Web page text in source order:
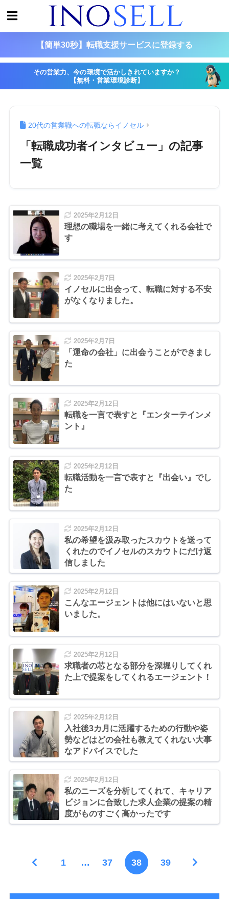
【簡単30秒】転職支援サービスに登録する
その営業力、今の環境で活かしきれていますか？
【無料・営業環境診断】
20代の営業職への転職ならイノセル
「転職成功者インタビュー」の記事
一覧
2025年2月12日
理想の職場を一緒に考えてくれる会社で
す
2025年2月7日
イノセルに出会って、転職に対する不安
がなくなりました。
2025年2月7日
「運命の会社」に出会うことができまし
た
2025年2月12日
転職を一言で表すと『エンターテインメ
ント』
2025年2月12日
転職活動を一言で表すと『出会い』でし
た
2025年2月12日
私の希望を汲み取ったスカウトを送って
くれたのでイノセルのスカウトにだけ返
信しました
2025年2月12日
こんなエージェントは他にはいないと思
いました。
2025年2月12日
求職者の芯となる部分を深堀りしてくれ
た上で提案をしてくれるエージェント！
2025年2月12日
入社後3カ月に活躍するための行動や姿
勢などはどの会社も教えてくれない大事
なアドバイスでした
2025年2月12日
私のニーズを分析してくれて、キャリア
ビジョンに合致した求人企業の提案の精
度がものすごく高かったです
1 … 37 38 39